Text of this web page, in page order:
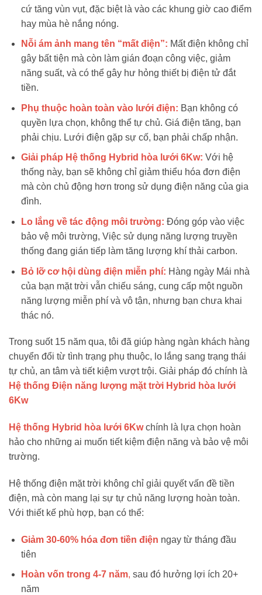
cứ tăng vùn vụt, đặc biệt là vào các khung giờ cao điểm
hay mùa hè nắng nóng.
Nỗi ám ảnh mang tên “mất điện”: Mất điện không chỉ
gây bất tiện mà còn làm gián đoạn công việc, giảm
năng suất, và có thể gây hư hỏng thiết bị điện tử đắt
tiền.
Phụ thuộc hoàn toàn vào lưới điện: Bạn không có
quyền lựa chọn, không thể tự chủ. Giá điện tăng, bạn
phải chịu. Lưới điện gặp sự cố, bạn phải chấp nhận.
Giải pháp Hệ thống Hybrid hòa lưới 6Kw: Với hệ
thống này, bạn sẽ không chỉ giảm thiểu hóa đơn điện
mà còn chủ động hơn trong sử dụng điện năng của gia
đình.
Lo lắng về tác động môi trường: Đóng góp vào việc
bảo vệ môi trường, Việc sử dụng năng lượng truyền
thống đang gián tiếp làm tăng lượng khí thải carbon.
Bỏ lỡ cơ hội dùng điện miễn phí: Hàng ngày Mái nhà
của bạn mặt trời vẫn chiếu sáng, cung cấp một nguồn
năng lượng miễn phí và vô tận, nhưng bạn chưa khai
thác nó.
Trong suốt 15 năm qua, tôi đã giúp hàng ngàn khách hàng
chuyển đổi từ tình trạng phụ thuộc, lo lắng sang trạng thái
tự chủ, an tâm và tiết kiệm vượt trội. Giải pháp đó chính là
Hệ thống Điện năng lượng mặt trời Hybrid hòa lưới
6Kw
Hệ thống Hybrid hòa lưới 6Kwchính là lựa chọn hoàn
hảo cho những ai muốn tiết kiệm điện năng và bảo vệ môi
trường.
Hệ thống điện mặt trời không chỉ giải quyết vấn đề tiền
điện, mà còn mang lại sự tự chủ năng lượng hoàn toàn.
Với thiết kế phù hợp, bạn có thể:
Giảm 30-60% hóa đơn tiền điện ngay từ tháng đầu
tiên
Hoàn vốn trong 4-7 năm, sau đó hưởng lợi ích 20+
năm